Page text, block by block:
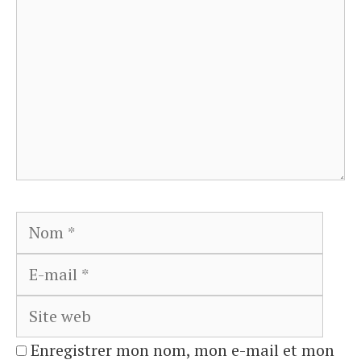
Nom
Enregistrer mon nom, mon e-mail et mon